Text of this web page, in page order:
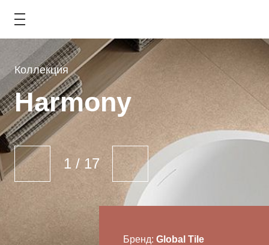
КАТАЛОГ
АКЦИИ
ТИПОВЫЕ РЕШЕНИЯ
ОПЛАТА И ДОСТАВКА
ГДЕ КУПИТЬ
COLLECTION
Коллекция
Harmony
2/ 17
Бренд: Global Tile